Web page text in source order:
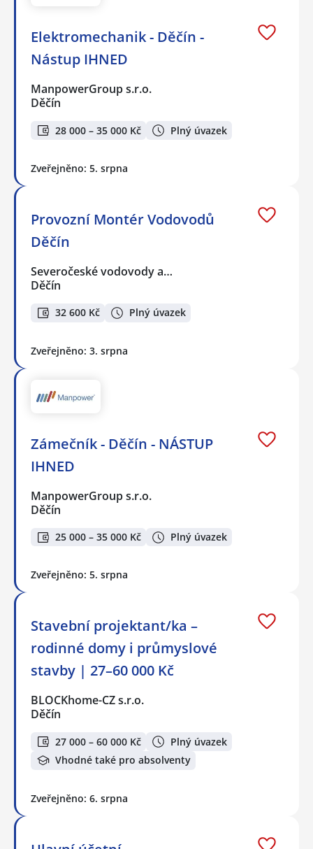
Elektromechanik - Děčín -
Nástup IHNED
ManpowerGroup s.r.o.
Děčín
28 000 – 35 000 Kč Plný úvazek
Zveřejněno: 5. srpna
Provozní Montér Vodovodů
Děčín
Severočeské vodovody a…
Děčín
32 600 Kč Plný úvazek
Zveřejněno: 3. srpna
Zámečník - Děčín - NÁSTUP
IHNED
ManpowerGroup s.r.o.
Děčín
25 000 – 35 000 Kč Plný úvazek
Zveřejněno: 5. srpna
Stavební projektant/ka –
rodinné domy i průmyslové
stavby | 27–60 000 Kč
BLOCKhome-CZ s.r.o.
Děčín
27 000 – 60 000 Kč
Plný úvazek
Vhodné také pro absolventy
Zveřejněno: 6. srpna